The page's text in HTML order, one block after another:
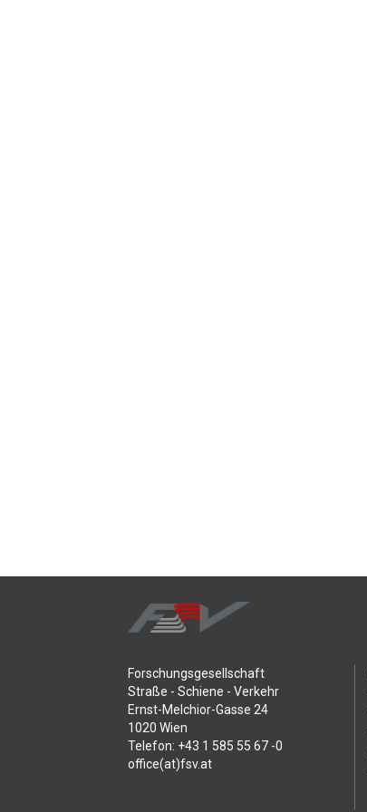
Forschungsgesellschaft
Straße - Schiene - Verkehr
Ernst-Melchior-Gasse 24
1020 Wien
Telefon: +43 1 585 55 67 -0
office(at)fsv.at